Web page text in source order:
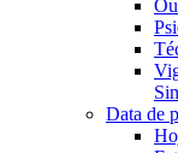
Data de